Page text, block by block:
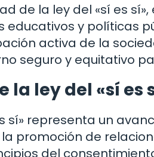
de la ley del «sí es
educativos y políticas
activa de la
seguro y equitativo
la ley del «sí es
sí» representa un
promoción de
del